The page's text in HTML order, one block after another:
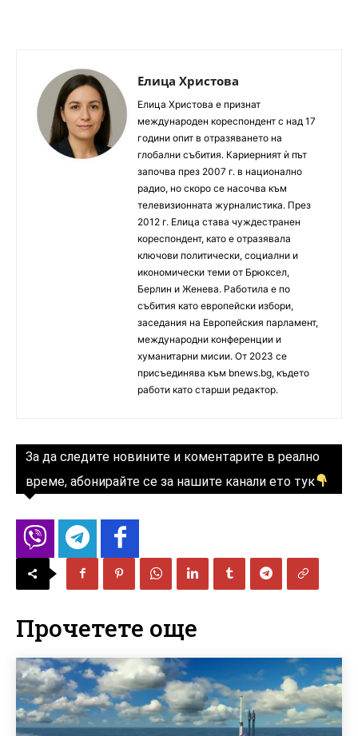
Елица Христова
Елица Христова е признат
международен кореспондент с над 17
години опит в отразяването на
глобални събития. Кариерният ѝ път
започва през 2007 г. в национално
радио, но скоро се насочва към
телевизионната журналистика. През
2012 г. Елица става чуждестранен
кореспондент, като е отразявала
ключови политически, социални и
икономически теми от Брюксел,
Берлин и Женева. Работила е по
събития като европейски избори,
заседания на Европейския парламент,
международни конференции и
хуманитарни мисии. От 2023 се
присъединява към bnews.bg, където
работи като старши редактор.
За да следите новините и коментарите в реално
време, абонирайте се за нашите канали ето тук
Прочетете още